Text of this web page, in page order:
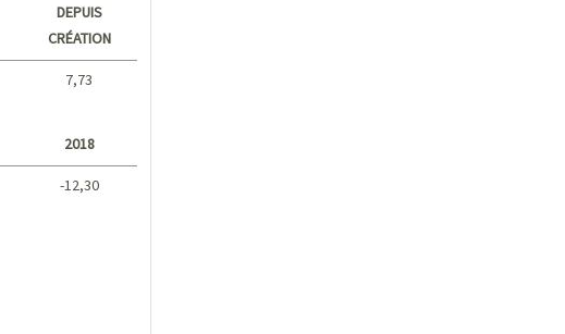
DEPUIS
CRÉATION
7,73
2018
-12,30